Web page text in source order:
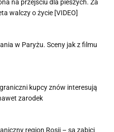
na przejściu dla pieszych. Za
walczy o życie [VIDEO]
w Paryżu. Sceny jak z filmu
kupcy znów interesują
zarodek
region Rosji – są zabici